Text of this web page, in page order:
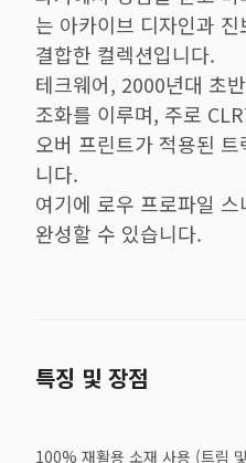
는 아카이브 디자인과
결합한 컬렉션입니다.
테크웨어, 2000년대 초
조화를 이루며, 주로
오버 프린트가 적용된
니다.
여기에 로우 프로파일
완성할 수 있습니다.
특징 및 장점
100% 재활용 소재 사용 (트림